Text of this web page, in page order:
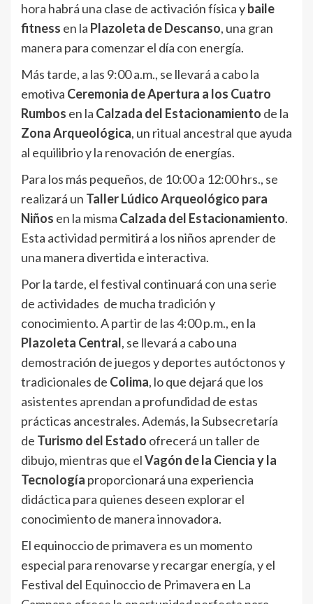
hora habrá una clase de activación física ybaile
fitness en la Plazoleta de Descanso, una gran
manera para comenzar el día con energía.
Más tarde, a las 9:00 a.m., se llevará a cabo la
emotiva Ceremonia de Apertura a los Cuatro
Rumbos en la Calzada del Estacionamiento de la
Zona Arqueológica, un ritual ancestral que ayuda
al equilibrio y la renovación de energías.
Para los más pequeños, de 10:00 a 12:00 hrs., se
realizará un Taller Lúdico Arqueológico para
Niños en la misma Calzada del Estacionamiento.
Esta actividad permitirá a los niños aprender de
una manera divertida e interactiva.
Por la tarde, el festival continuará con una serie
de actividades de mucha tradición y
conocimiento. A partir de las 4:00 p.m., en la
Plazoleta Central, se llevará a cabo una
demostración de juegos y deportes autóctonos y
tradicionales de Colima, lo que dejará que los
asistentes aprendan a profundidad de estas
prácticas ancestrales. Además, la Subsecretaría
de Turismo del Estado ofrecerá un taller de
dibujo, mientras que elVagón de la Ciencia y la
Tecnología proporcionará una experiencia
didáctica para quienes deseen explorar el
conocimiento de manera innovadora.
El equinoccio de primavera es un momento
especial para renovarse y recargar energía, y el
Festival del Equinoccio de Primavera en La